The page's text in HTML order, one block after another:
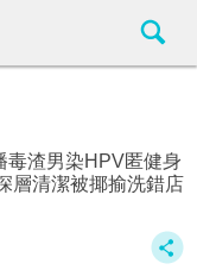
毒渣男染HPV匿健身
層清潔被揶揄洗錯店